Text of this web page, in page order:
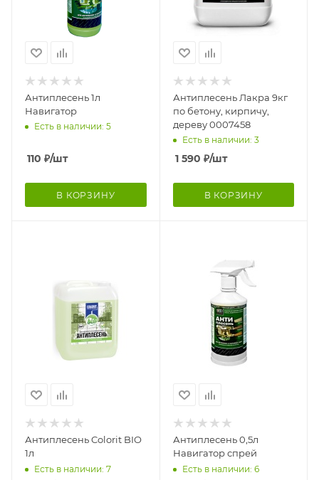
Антиплесень 1л
Навигатор
Есть в наличии: 5
110 ₽/шт
В КОРЗИНУ
Антиплесень Лакра 9кг
по бетону, кирпичу,
дереву 0007458
Есть в наличии: 3
1 590 ₽/шт
В КОРЗИНУ
Антиплесень Colorit BIO
1л
Есть в наличии: 7
Антиплесень 0,5л
Навигатор спрей
Есть в наличии: 6